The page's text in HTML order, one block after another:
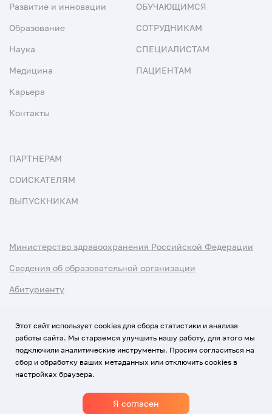
Развитие и инновации
Образование
Наука
Медицина
Карьера
Контакты
ОБУЧАЮЩИМСЯ
СОТРУДНИКАМ
СПЕЦИАЛИСТАМ
ПАЦИЕНТАМ
ПАРТНЕРАМ
СОИСКАТЕЛЯМ
ВЫПУСКНИКАМ
Министерство здравоохранения Российской Федерации
Сведения об образовательной организации
Абитуриенту
Использование Cookies
Политика обработки персональных данных
© Все права защищены
Этот сайт использует cookies для сбора статистики и анализа
работы сайта. Мы стараемся улучшить нашу работу, для этого мы
подключили аналитические инструменты. Просим согласиться на
сбор и обработку ваших метаданных или отключить cookies в
настройках браузера.
Я согласен